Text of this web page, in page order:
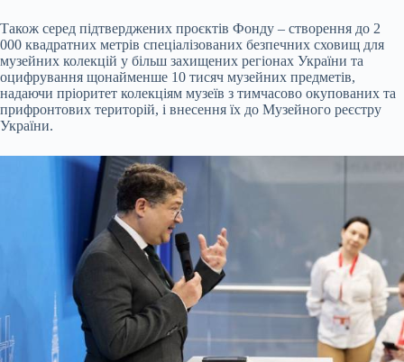
Також серед підтверджених проєктів Фонду – створення до 2
000 квадратних метрів спеціалізованих безпечних сховищ для
музейних колекцій у більш захищених регіонах України та
оцифрування щонайменше 10 тисяч музейних предметів,
надаючи пріоритет колекціям музеїв з тимчасово окупованих та
прифронтових територій, і внесення їх до Музейного реєстру
України.